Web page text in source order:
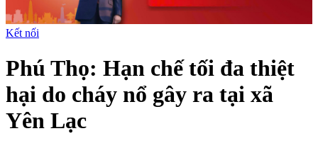
Kết nối
Phú Thọ: Hạn chế tối đa thiệt
hại do cháy nổ gây ra tại xã
Yên Lạc